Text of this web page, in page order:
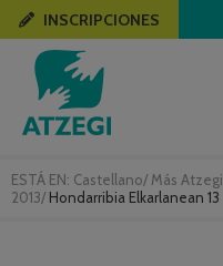
ESTÁ EN: Castellano/ Más Atzegi
2013/ Hondarribia Elkarlanean 13
INSCRIPCIONES